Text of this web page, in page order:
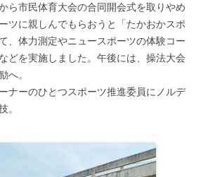
ら市民体育大会の合同開会式を取りやめ
ツに親しんでもらおうと「たかおかスポ
、体力測定やニュースポーツの体験コー
どを実施しました。午後には、操法大会
へ。
ーのひとつスポーツ推進委員にノルデ
。